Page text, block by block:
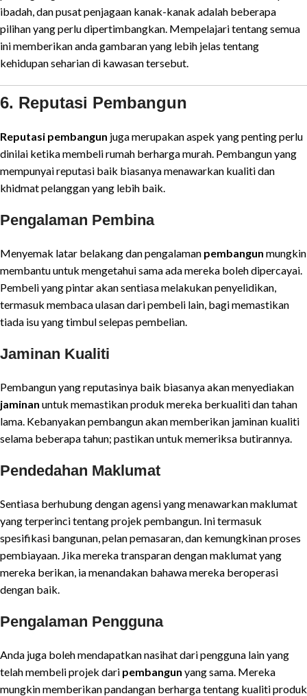
ibadah, dan pusat penjagaan kanak-kanak adalah beberapa
pilihan yang perlu dipertimbangkan. Mempelajari tentang semua
ini memberikan anda gambaran yang lebih jelas tentang
kehidupan seharian di kawasan tersebut.
6. Reputasi Pembangun
Reputasi pembangun juga merupakan aspek yang penting perlu
dinilai ketika membeli rumah berharga murah. Pembangun yang
mempunyai reputasi baik biasanya menawarkan kualiti dan
khidmat pelanggan yang lebih baik.
Pengalaman Pembina
Menyemak latar belakang dan pengalaman pembangun mungkin
membantu untuk mengetahui sama ada mereka boleh dipercayai.
Pembeli yang pintar akan sentiasa melakukan penyelidikan,
termasuk membaca ulasan dari pembeli lain, bagi memastikan
tiada isu yang timbul selepas pembelian.
Jaminan Kualiti
Pembangun yang reputasinya baik biasanya akan menyediakan
jaminan untuk memastikan produk mereka berkualiti dan tahan
lama. Kebanyakan pembangun akan memberikan jaminan kualiti
selama beberapa tahun; pastikan untuk memeriksa butirannya.
Pendedahan Maklumat
Sentiasa berhubung dengan agensi yang menawarkan maklumat
yang terperinci tentang projek pembangun. Ini termasuk
spesifikasi bangunan, pelan pemasaran, dan kemungkinan proses
pembiayaan. Jika mereka transparan dengan maklumat yang
mereka berikan, ia menandakan bahawa mereka beroperasi
dengan baik.
Pengalaman Pengguna
Anda juga boleh mendapatkan nasihat dari pengguna lain yang
telah membeli projek dari pembangun yang sama. Mereka
mungkin memberikan pandangan berharga tentang kualiti produk